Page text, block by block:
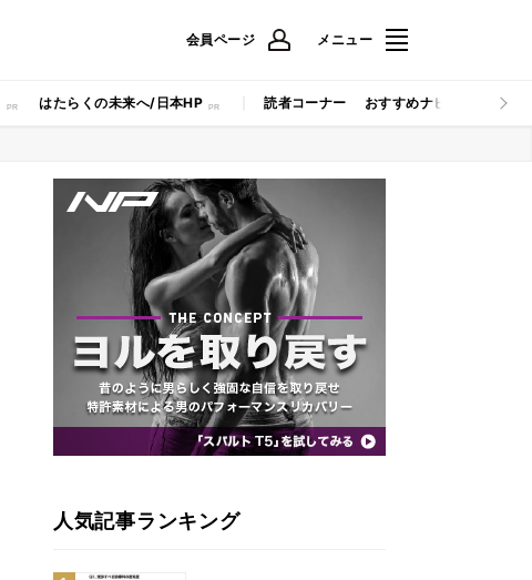
会員ページ メニュー
はたらくの未来へ/日本HP 読者コーナー おすすめナビ マイナビ
人気記事ランキング